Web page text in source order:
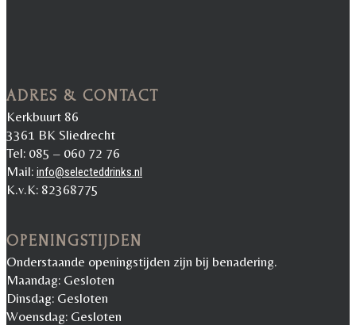
ADRES & CONTACT
Kerkbuurt 86
3361 BK Sliedrecht
Tel: 085 – 060 72 76
Mail: info@selecteddrinks.nl
K.v.K: 82368775
OPENINGSTIJDEN
Onderstaande openingstijden zijn bij benadering.
Maandag: Gesloten
Dinsdag: Gesloten
Woensdag: Gesloten